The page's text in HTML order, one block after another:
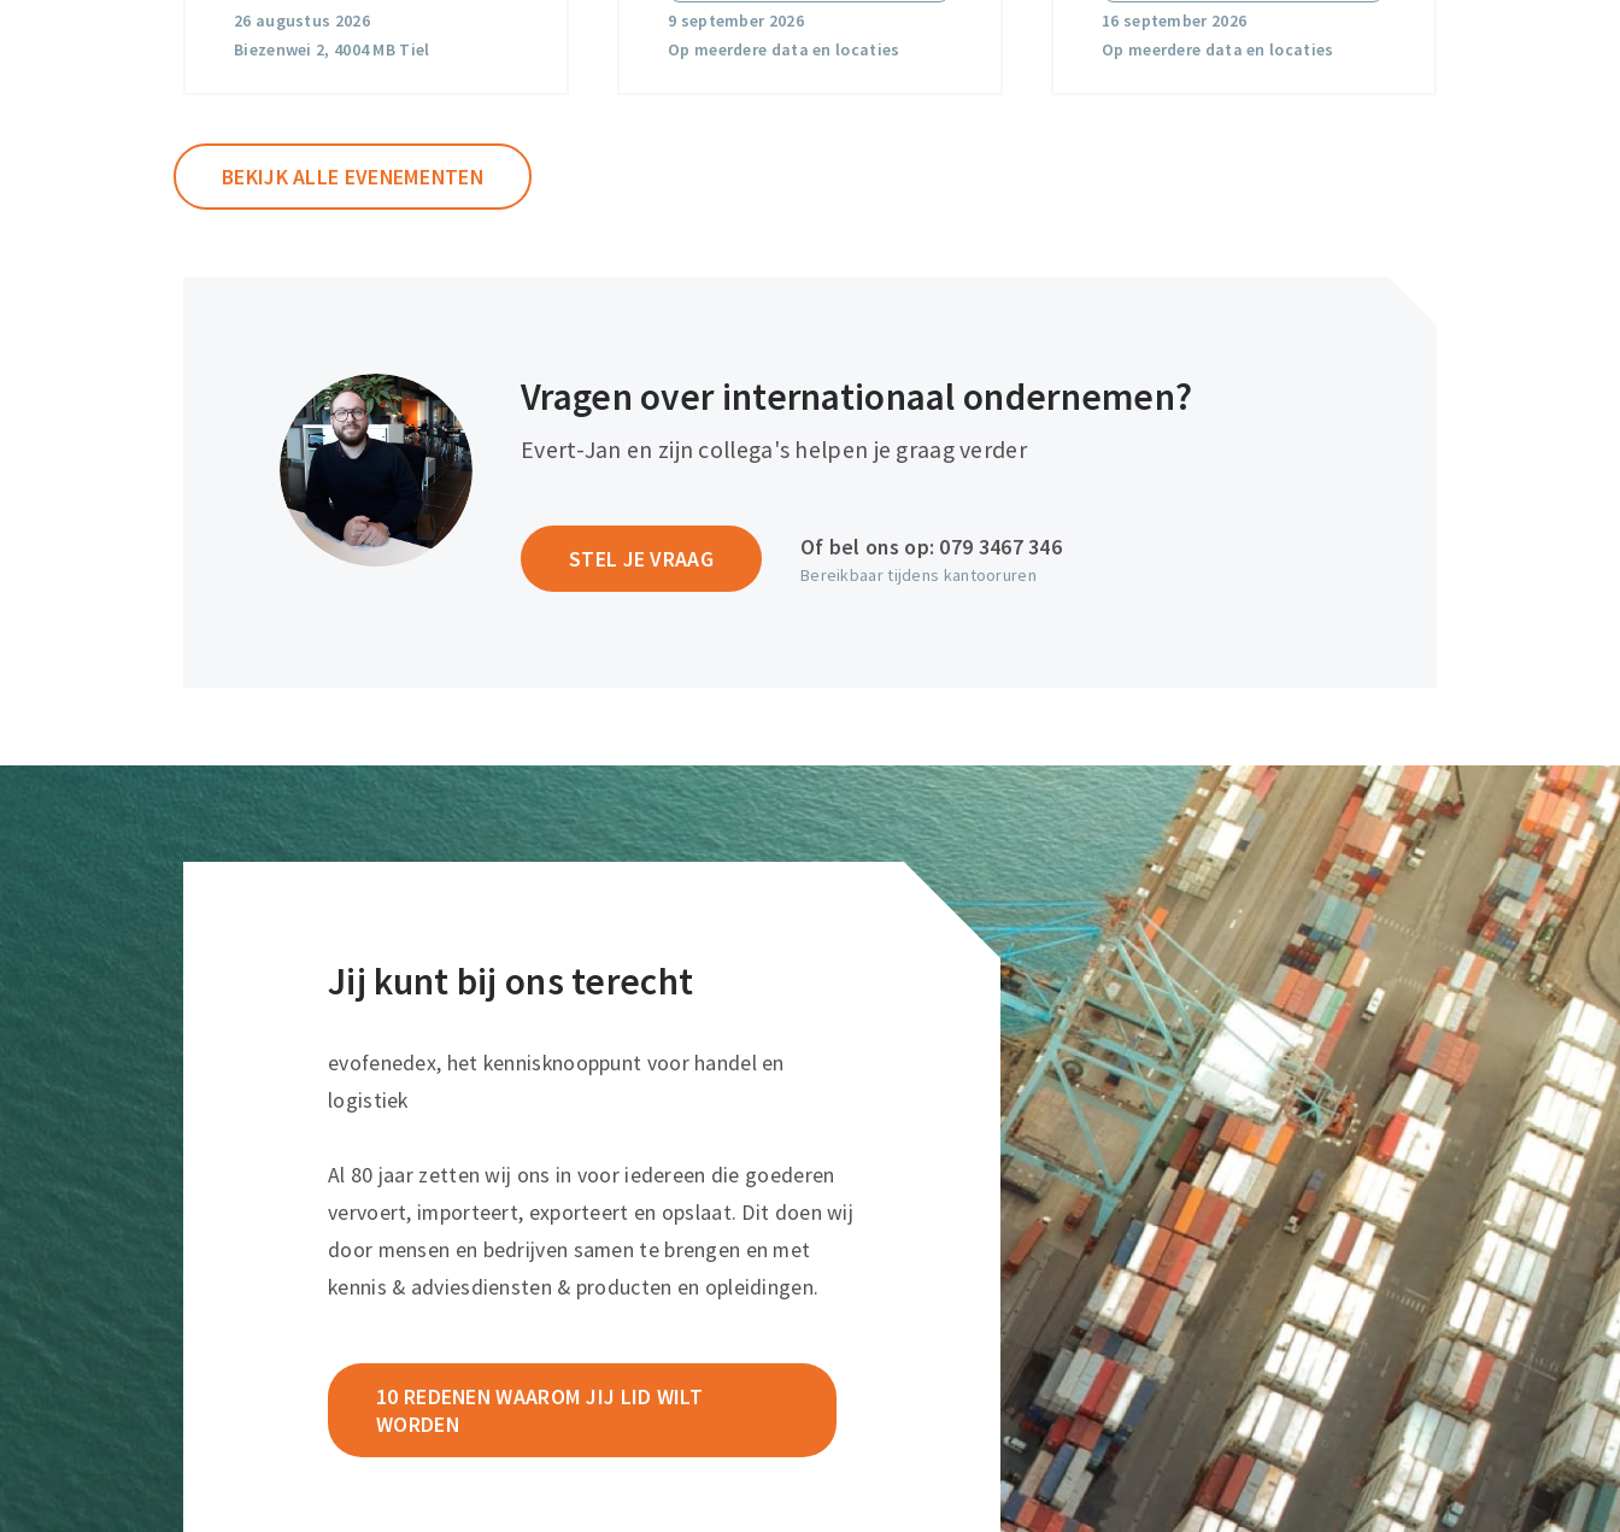
26 augustus 2026
Biezenwei 2, 4004 MB Tiel
wagenpark
9 september 2026
Op meerdere data en locaties
16 september 2026
Op meerdere data en locaties
BEKIJK ALLE EVENEMENTEN
Vragen over internationaal ondernemen?
Evert-Jan en zijn collega's helpen je graag verder
STEL JE VRAAG Of bel ons op: 079 3467 346
Bereikbaar tijdens kantooruren
Jij kunt bij ons terecht
evofenedex, het kennisknooppunt voor handel en
logistiek
Al 80 jaar zetten wij ons in voor iedereen die goederen
vervoert, importeert, exporteert en opslaat. Dit doen wij
door mensen en bedrijven samen te brengen en met
kennis & adviesdiensten & producten en opleidingen.
10 REDENEN WAAROM JIJ LID WILT
WORDEN